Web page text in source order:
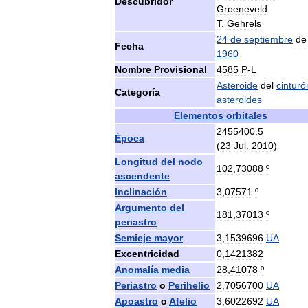
Groeneveld
T. Gehrels
Fecha
24 de septiembre de
1960
Nombre Provisional 4585 P-L
Categoría
Asteroide del
asteroides
Elementos orbitales
Época
2455400 5
(23 Jul 2010)
Longitud del nodo
ascendente
102 73088 º
Inclinación 3 07571 º
Argumento del
periastro
181 37013 º
Semieje mayor 3 1539696 UA
Excentricidad
0 1421382
Anomalía media 28 41078 º
Periastro o Perihelio 2 7056700 UA
Apoastro o Afelio 3 6022692 UA